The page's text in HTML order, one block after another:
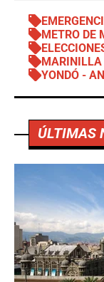
METRO DE
YONDÓ -
ÚLTIMAS